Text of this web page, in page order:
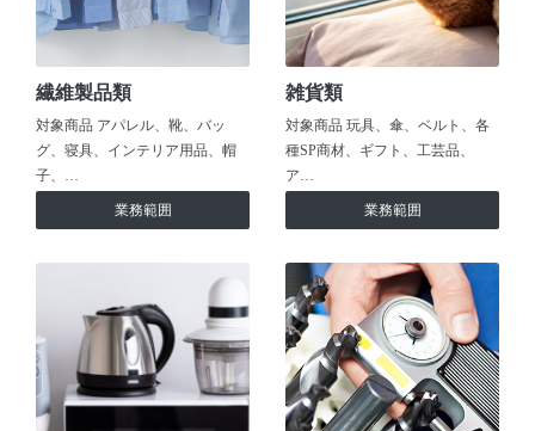
繊維製品類
対象商品 アパレル、靴、バッ
グ、寝具、インテリア用品、帽
子、…
業務範囲
雑貨類
対象商品 玩具、傘、ベルト、各
種SP商材、ギフト、工芸品、
ア…
業務範囲